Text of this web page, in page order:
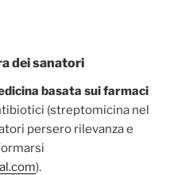
dei sanatori
basata sui farmaci
(streptomicina nel
persero rilevanza e
).